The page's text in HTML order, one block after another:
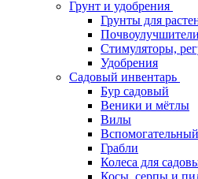
Грунт и удобрения
Грунты для
Почвоулучшители
Стимуляторы,
Удобрения
Садовый инвентарь
Бур садовый
Веники и мётлы
Вилы
Грабли
Колеса для
Косы, серпы и